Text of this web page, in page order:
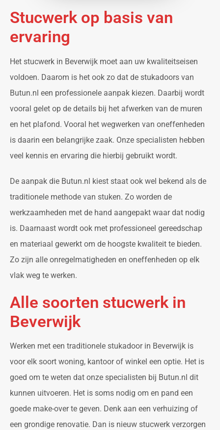
Stucwerk op basis van
ervaring
Het stucwerk in Beverwijk moet aan uw kwaliteitseisen
voldoen. Daarom is het ook zo dat de stukadoors van
Butun.nl een professionele aanpak kiezen. Daarbij wordt
vooral gelet op de details bij het afwerken van de muren
en het plafond. Vooral het wegwerken van oneffenheden
is daarin een belangrijke zaak. Onze specialisten hebben
veel kennis en ervaring die hierbij gebruikt wordt.
De aanpak die Butun.nl kiest staat ook wel bekend als de
traditionele methode van stuken. Zo worden de
werkzaamheden met de hand aangepakt waar dat nodig
is. Daarnaast wordt ook met professioneel gereedschap
en materiaal gewerkt om de hoogste kwaliteit te bieden.
Zo zijn alle onregelmatigheden en oneffenheden op elk
vlak weg te werken.
Alle soorten stucwerk in
Beverwijk
Werken met een traditionele stukadoor in Beverwijk is
voor elk soort woning, kantoor of winkel een optie. Het is
goed om te weten dat onze specialisten bij Butun.nl dit
kunnen uitvoeren. Het is soms nodig om en pand een
goede make-over te geven. Denk aan een verhuizing of
een grondige renovatie. Dan is nieuw stucwerk verzorgen